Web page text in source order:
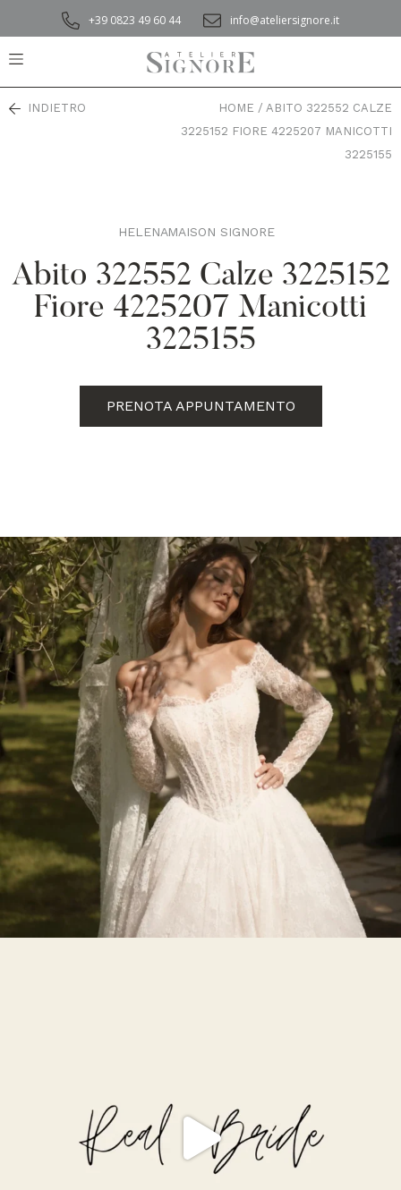
+39 0823 49 60 44 info@ateliersignore.it
INDIETRO HOME / ABITO 322552 CALZE
3225152 FIORE 4225207 MANICOTTI
3225155
HELENA,
MAISON SIGNORE
Abito 322552 Calze 3225152
Fiore 4225207 Manicotti
3225155
PRENOTA APPUNTAMENTO